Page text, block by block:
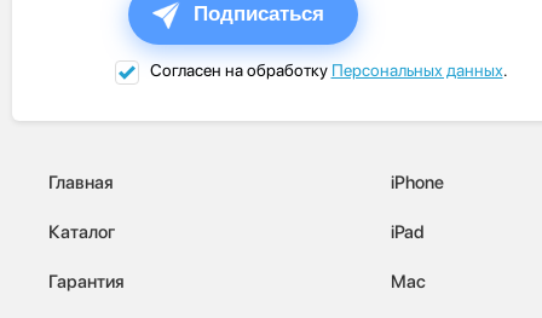
Подписаться
Согласен на обработку Персональных данных.
Главная
Каталог
Гарантия
iPhone
iPad
Mac